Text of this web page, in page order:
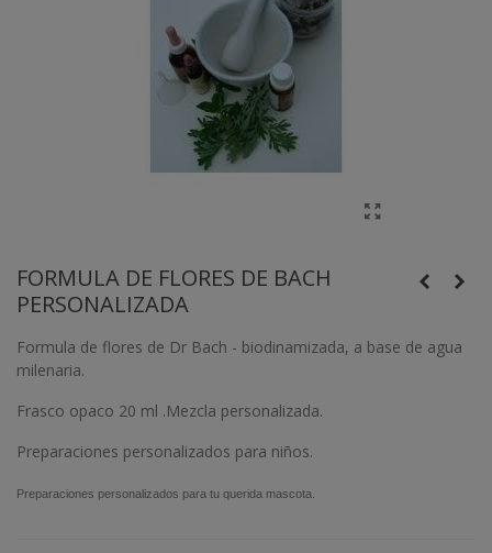
FORMULA DE FLORES DE BACH
PERSONALIZADA
Formula de flores de Dr Bach - biodinamizada, a base de agua
milenaria.
Frasco opaco 20 ml .Mezcla personalizada.
Preparaciones personalizados para niños.
Preparaciones personalizados para tu querida mascota.